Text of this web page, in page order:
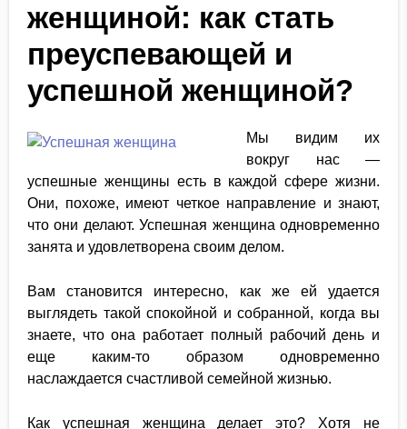
женщиной: как стать
преуспевающей и
успешной женщиной?
Мы видим их
вокруг нас —
успешные женщины есть в каждой сфере жизни.
Они, похоже, имеют четкое направление и знают,
что они делают. Успешная женщина одновременно
занята и удовлетворена своим делом.
Вам становится интересно, как же ей удается
выглядеть такой спокойной и собранной, когда вы
знаете, что она работает полный рабочий день и
еще каким-то образом одновременно
наслаждается счастливой семейной жизнью.
Как успешная женщина делает это? Хотя не